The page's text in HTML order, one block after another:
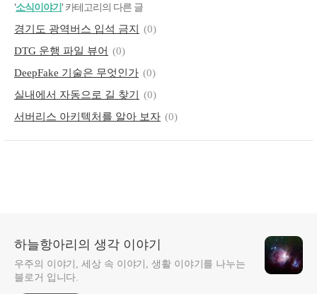
'소식이야기' 카테고리의 다른 글
경기도 광역버스 입석 금지
(0)
DTG 운행 파일 뷰어 (0)
DeepFake 기술은 무엇인가 (0)
실내에서 자동으로 길 찾기
(0)
서버리스 아키텍처를 알아 보자 (0)
하늘항아리의 생각 이야기
우주의 이야기, 세상 속 이야기, 생활 이야기를 나누는
블로거 입니다.